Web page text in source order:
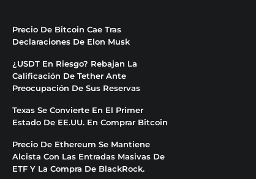
Precio De Bitcoin Cae Tras
Declaraciones De Elon Musk
¿USDT En Riesgo? Rebajan La
Calificación De Tether Ante
Preocupación De Sus Reservas
Texas Se Convierte En El Primer
Estado De EE.UU. En Comprar Bitcoin
Precio De Ethereum Se Mantiene
Alcista Con Las Entradas Masivas De
ETF Y La Compra De BlackRock.